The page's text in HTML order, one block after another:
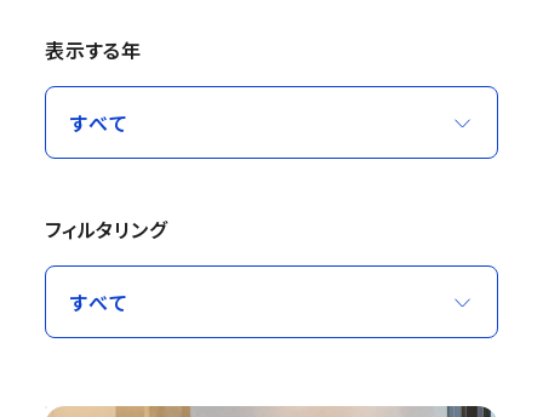
表示する年
フィルタリング